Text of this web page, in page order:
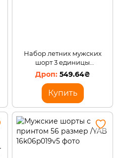
Набор летних мужских
шорт 3 единицы
(случайная модель) размер
549.64₴
Купить